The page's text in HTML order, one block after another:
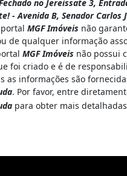
no Jereissate 3,
- Avenida B, Senador Carlos
MGF Imóveis não
de qualquer informação
MGF Imóveis não possui
foi criado e é de
as informações são
. Por favor, entre
para obter mais